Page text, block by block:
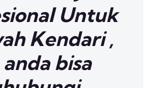
Untuk
Kendari ,
bisa